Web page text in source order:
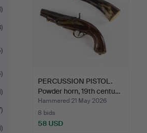
PERCUSSION PISTOL.
Powder horn, 19th centu…
Hammered 21 May 2026
8 bids
58 USD